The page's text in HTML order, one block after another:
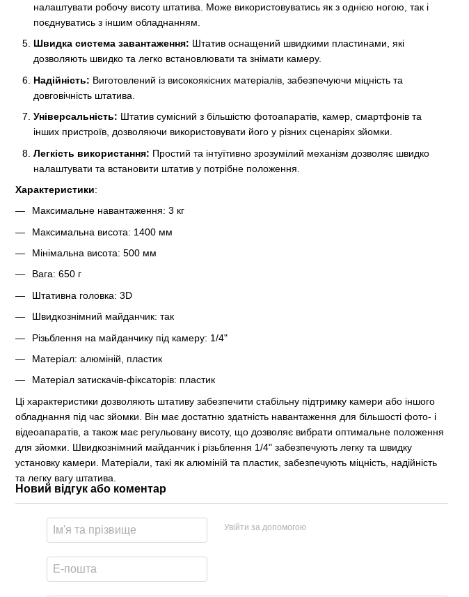
налаштувати робочу висоту штатива. Може використовуватись як з однією ногою, так і
поєднуватись з іншим обладнанням.
Швидка система завантаження: Штатив оснащений швидкими пластинами, які
дозволяють швидко та легко встановлювати та знімати камеру.
Надійність: Виготовлений із високоякісних матеріалів, забезпечуючи міцність та
довговічність штатива.
Універсальність: Штатив сумісний з більшістю фотоапаратів, камер, смартфонів та
інших пристроїв, дозволяючи використовувати його у різних сценаріях зйомки.
Легкість використання: Простий та інтуїтивно зрозумілий механізм дозволяє швидко
налаштувати та встановити штатив у потрібне положення.
Характеристики:
Максимальне навантаження: 3 кг
Максимальна висота: 1400 мм
Мінімальна висота: 500 мм
Вага: 650 г
Штативна головка: 3D
Швидкознімний майданчик: так
Різьблення на майданчику під камеру: 1/4"
Матеріал: алюміній, пластик
Матеріал затискачів-фіксаторів: пластик
Ці характеристики дозволяють штативу забезпечити стабільну підтримку камери або іншого
обладнання під час зйомки. Він має достатню здатність навантаження для більшості фото- і
відеоапаратів, а також має регульовану висоту, що дозволяє вибрати оптимальне положення
для зйомки. Швидкознімний майданчик і різьблення 1/4" забезпечують легку та швидку
установку камери. Матеріали, такі як алюміній та пластик, забезпечують міцність, надійність
та легку вагу штатива.
Новий відгук або коментар
Увійти за допомогою